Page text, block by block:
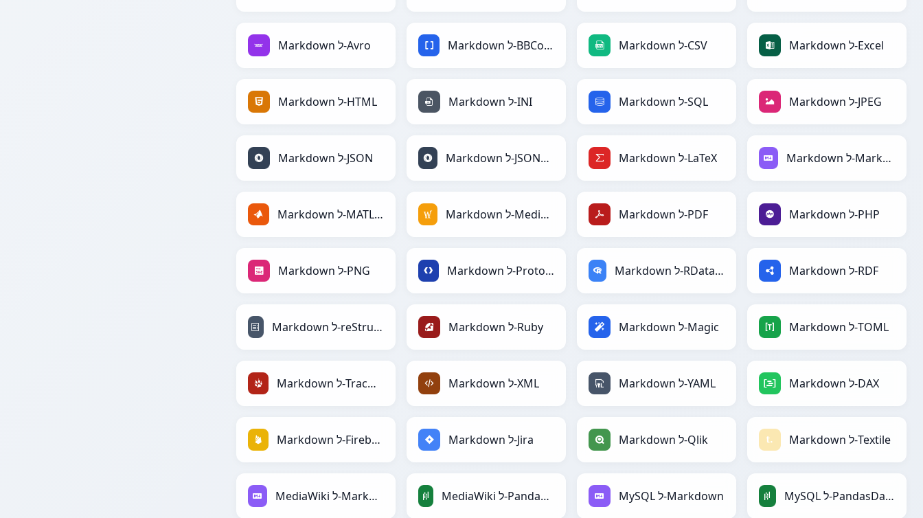
Markdown ל-Avro Markdown ל-BBCode Markdown ל-CSV Markdown ל-Excel
Markdown ל-HTML Markdown ל-INI Markdown ל-SQL Markdown ל-JPEG
Markdown ל-JSON Markdown ל-JSONLines Markdown ל-LaTeX Markdown ל-Markdown
Markdown ל-MATLAB Markdown ל-MediaWiki Markdown ל-PDF Markdown ל-PHP
Markdown ל-PNG Markdown ל-Protobuf Markdown ל-RDataFrame Markdown ל-RDF
Markdown ל-reStructuredText Markdown ל-Ruby Markdown ל-Magic Markdown ל-TOML
Markdown ל-TracWiki Markdown ל-XML Markdown ל-YAML Markdown ל-DAX
Markdown ל-Firebase Markdown ל-Jira Markdown ל-Qlik Markdown ל-Textile
MediaWiki ל-Markdown MediaWiki ל-PandasDataFrame MySQL ל-Markdown MySQL ל-PandasDataFrame